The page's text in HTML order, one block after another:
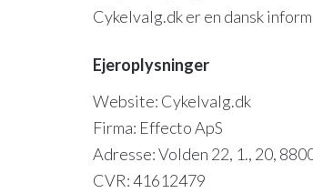
Cykelvalg.dk er en dansk
Ejeroplysninger
Website: Cykelvalg.dk
Firma: Effecto ApS
Adresse: Volden 22, 1., 20,
CVR: 41612479